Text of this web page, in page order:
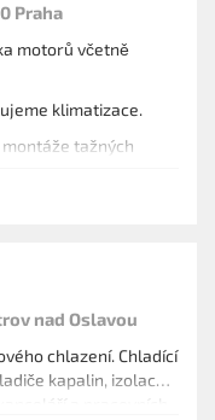
Praha
motorů včetně
klimatizace.
tažných
nad Oslavou
chlazení. Chladící
kapalin, izolace,
a pracovních